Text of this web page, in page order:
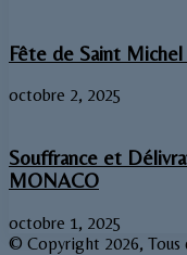
Fête de Saint Michel
octobre 2, 2025
Souffrance et
MONACO
octobre 1, 2025
© Copyright 2026, Tous